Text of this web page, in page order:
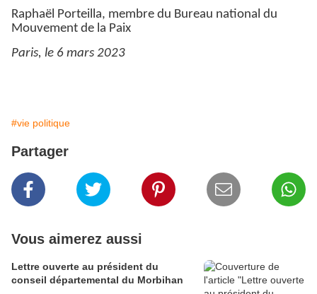
Raphaël Porteilla, membre du Bureau national du
Mouvement de la Paix
Paris, le 6 mars 2023
#vie politique
Partager
Vous aimerez aussi
Lettre ouverte au président du
conseil départemental du Morbihan